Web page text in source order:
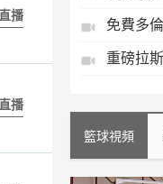
播
播
免費多
籃球視頻